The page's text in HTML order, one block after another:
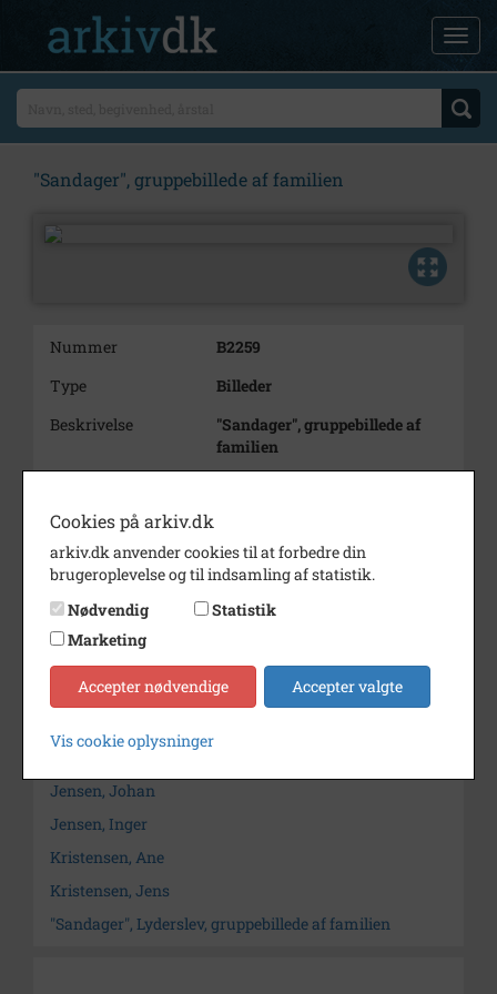
"Sandager", gruppebillede af familien
Nummer
B2259
Type
Billeder
Beskrivelse
"Sandager", gruppebillede af
familien
Dateringsnote
Fotograf
Ukendt
Størrelse
15 x 10 cm
Arkiv
Kontakt arkivet
Søg videre i Stevns Lokalhistoriske Arkiv
Jensen, Johan
Jensen, Inger
Kristensen, Ane
Kristensen, Jens
"Sandager", Lyderslev, gruppebillede af familien
Cookies på arkiv.dk
arkiv.dk anvender cookies til at forbedre din
brugeroplevelse og til indsamling af statistik.
Nødvendig
Statistik
Marketing
Accepter nødvendige Accepter valgte
Vis cookie oplysninger